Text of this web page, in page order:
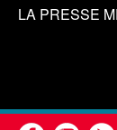
LA PRESSE